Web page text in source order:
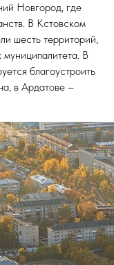
Новгород, где
В Кстовском
шесть территорий,
В
благоустроить
в Ардатове –